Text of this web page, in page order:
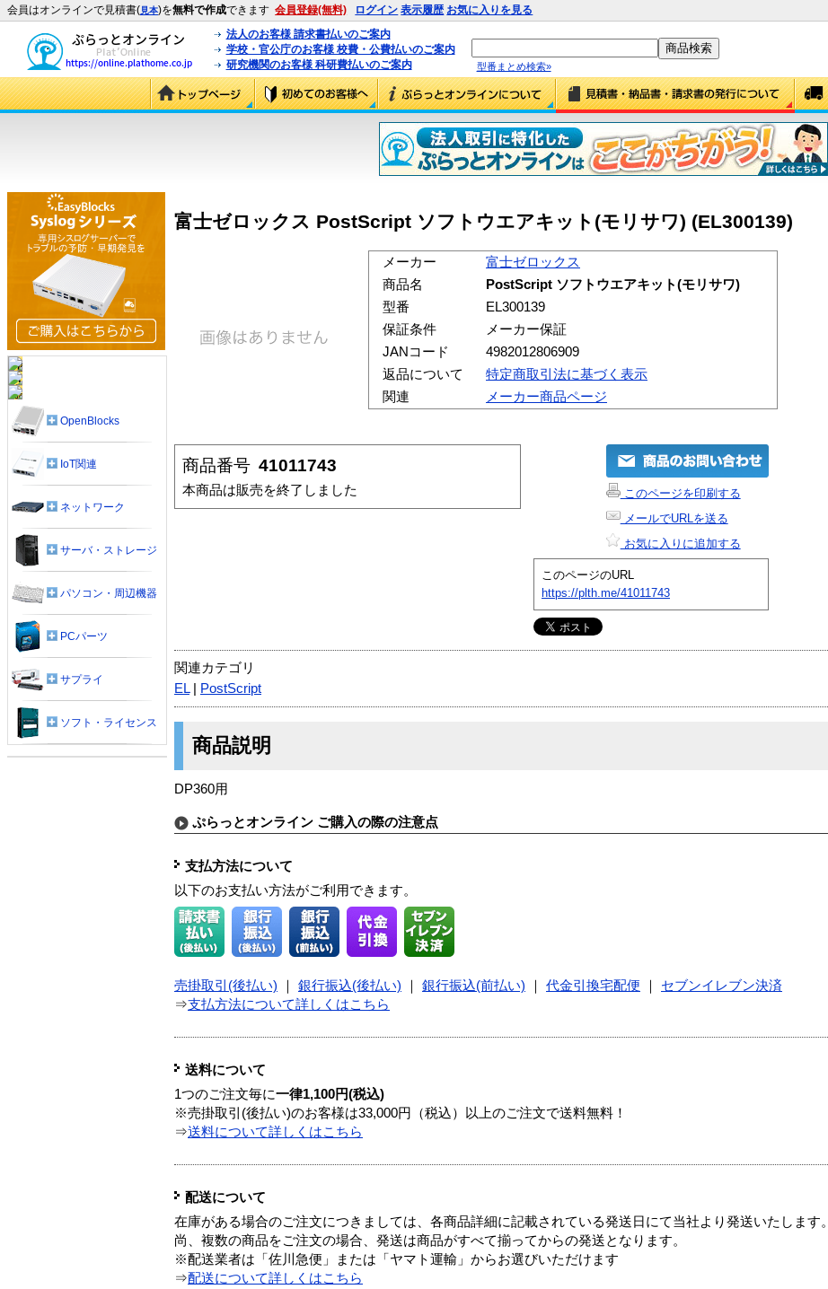
会員はオンラインで見積書(見本)を無料で作成できます 会員登録(無料) ログイン 表示履歴 お気に入りを見る
法人のお客様 請求書払いのご案内
学校・官公庁のお客様 校費・公費払いのご案内
研究機関のお客様 科研費払いのご案内
型番まとめ検索»
富士ゼロックス PostScript ソフトウエアキット(モリサワ) (EL300139)
メーカー
富士ゼロックス
商品名
PostScript ソフトウエアキット(モリサワ)
型番
EL300139
保証条件
メーカー保証
JANコード
4982012806909
返品について
特定商取引法に基づく表示
関連
メーカー商品ページ
商品番号 41011743
本商品は販売を終了しました
このページを印刷する
メールでURLを送る
お気に入りに追加する
このページのURL
https://plth.me/41011743
関連カテゴリ
EL| PostScript
商品説明
DP360用
ぷらっとオンライン ご購入の際の注意点
支払方法について
以下のお支払い方法がご利用できます。
売掛取引(後払い) 銀行振込(後払い) 銀行振込(前払い) 代金引換宅配便
セブンイレブン決済
⇒支払方法について詳しくはこちら
送料について
1つのご注文毎に一律1,100円(税込)
※売掛取引(後払い)のお客様は33,000円（税込）以上のご注文で送料無料！
⇒送料について詳しくはこちら
配送について
在庫がある場合のご注文につきましては、各商品詳細に記載されている発送日にて当社より発送いたします。
尚、複数の商品をご注文の場合、発送は商品がすべて揃ってからの発送となります。
※配送業者は「佐川急便」または「ヤマト運輸」からお選びいただけます
⇒配送について詳しくはこちら
OpenBlocks
IoT関連
ネットワーク
サーバ・ストレージ
パソコン・周辺機器
PCパーツ
サプライ
ソフト・ライセンス